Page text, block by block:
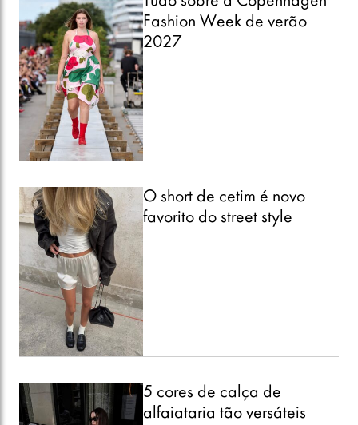
Fashion Week de verão
2027
O short de cetim é novo
favorito do street style
5 cores de calça de
alfaiataria tão versáteis